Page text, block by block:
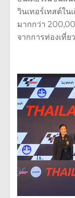
วินเทอร์เทสต์ใ
มากกว่า
จากการท่องเที่